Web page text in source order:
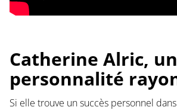
Catherine Alric,
personnalité
Si elle trouve un succès personnel